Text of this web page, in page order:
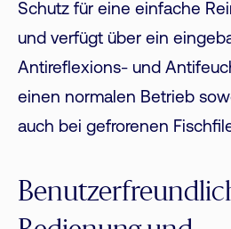
Schutz für eine einfache
und verfügt über ein
Antireflexions- und
einen normalen Betrieb
auch bei gefrorenen